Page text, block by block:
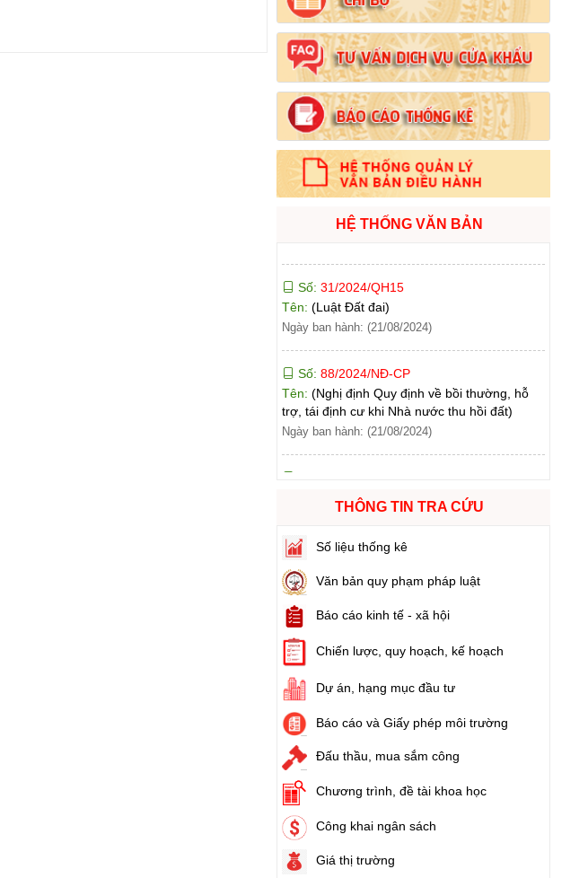
HỆ THỐNG VĂN BẢN
Số:1731/KH-UBND
Tên:(Kế hoạch triển khai thi hành Luật Đất
đai năm 2024)
Số:71/2024/NĐ-CP
Tên:(Nghị định Quy định về giá đất)
Ngày ban hành: (21/08/2024)
31/2024/QH15
Số: 88/2024/NĐ-CP
Tên: (Nghị định Quy định về bồi thường, hỗ
Ngày ban hành: (21/08/2024)
Số: 102/2024/NĐ-CP
Tên: (Nghị định Quy định chi tiết thi hành một
Ngày ban hành: (21/08/2024)
103/2024/NĐ-CP
tiền thuê đất)
Ngày ban hành: (21/08/2024)
Số:1731/KH-UBND
Tên:
đai năm 2024)
Ngày ban hành: (21/08/2024)
Số:71/2024/NĐ-CP
Tên:
Ngày ban hành: (21/08/2024)
Số:
Tên:
(Luật Đất đai)
Ngày ban hành: (21/08/2024)
THÔNG TIN TRA CỨU
Số liệu thống kê
Văn bản quy phạm pháp luật
Báo cáo kinh tế - xã hội
Chiến lược, quy hoạch, kế hoạch
Dự án, hạng mục đầu tư
Báo cáo và Giấy phép môi trường
Đấu thầu, mua sắm công
Chương trình, đề tài khoa học
Công khai ngân sách
Giá thị trường